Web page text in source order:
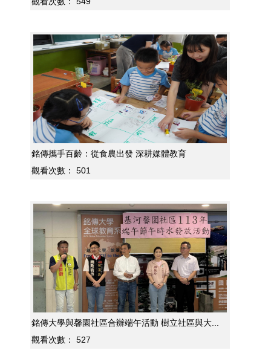
銘傳攜手百齡：從食農出發 深耕媒體教育
觀看次數：
501
銘傳大學與馨園社區合辦端午活動 樹立社區與大...
觀看次數：
527